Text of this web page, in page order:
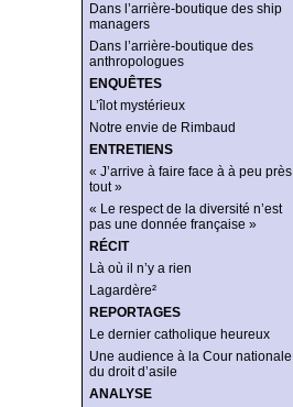
Dans l’arrière-boutique des ship
managers
Dans l’arrière-boutique des
anthropologues
ENQUÊTES
L’îlot mystérieux
Notre envie de Rimbaud
ENTRETIENS
« J’arrive à faire face à à peu près
tout »
« Le respect de la diversité n’est
pas une donnée française »
RÉCIT
Là où il n’y a rien
Lagardère²
REPORTAGES
Le dernier catholique heureux
Une audience à la Cour nationale
du droit d’asile
ANALYSE